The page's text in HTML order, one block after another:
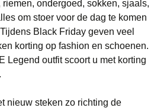
ondergoed, sokken, sjaals,
om stoer voor de dag te komen
Black Friday geven veel
korting op fashion en schoenen.
Legend outfit scoort u met korting
nieuw steken zo richting de